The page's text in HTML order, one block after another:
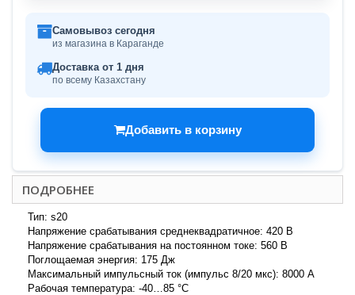
Самовывоз сегодня
из магазина в Караганде
Доставка от 1 дня
по всему Казахстану
Добавить в корзину
ПОДРОБНЕЕ
Тип: s20
Напряжение срабатывания среднеквадратичное: 420 В
Напряжение срабатывания на постоянном токе: 560 В
Поглощаемая энергия: 175 Дж
Максимальный импульсный ток (импульс 8/20 мкс): 8000 А
Рабочая температура: -40…85 °C